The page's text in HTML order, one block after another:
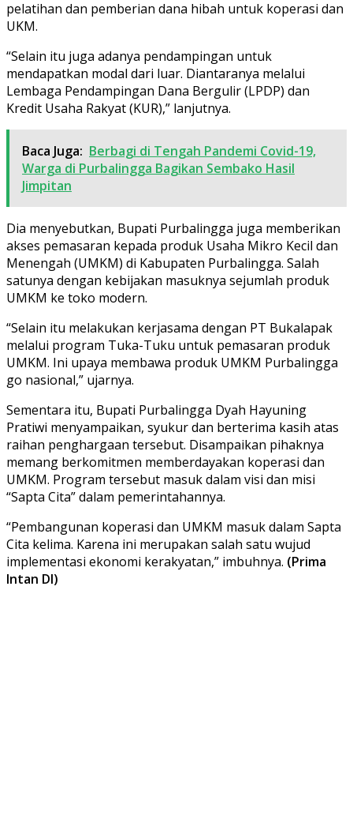
pelatihan dan pemberian dana hibah untuk koperasi dan
UKM.
“Selain itu juga adanya pendampingan untuk
mendapatkan modal dari luar. Diantaranya melalui
Lembaga Pendampingan Dana Bergulir (LPDP) dan
Kredit Usaha Rakyat (KUR),” lanjutnya.
Baca Juga: Berbagi di Tengah Pandemi Covid-19,
Warga di Purbalingga Bagikan Sembako Hasil
Jimpitan
Dia menyebutkan, Bupati Purbalingga juga memberikan
akses pemasaran kepada produk Usaha Mikro Kecil dan
Menengah (UMKM) di Kabupaten Purbalingga. Salah
satunya dengan kebijakan masuknya sejumlah produk
UMKM ke toko modern.
“Selain itu melakukan kerjasama dengan PT Bukalapak
melalui program Tuka-Tuku untuk pemasaran produk
UMKM. Ini upaya membawa produk UMKM Purbalingga
go nasional,” ujarnya.
Sementara itu, Bupati Purbalingga Dyah Hayuning
Pratiwi menyampaikan, syukur dan berterima kasih atas
raihan penghargaan tersebut. Disampaikan pihaknya
memang berkomitmen memberdayakan koperasi dan
UMKM. Program tersebut masuk dalam visi dan misi
“Sapta Cita” dalam pemerintahannya.
“Pembangunan koperasi dan UMKM masuk dalam Sapta
Cita kelima. Karena ini merupakan salah satu wujud
implementasi ekonomi kerakyatan,” imbuhnya. (Prima
Intan DI)